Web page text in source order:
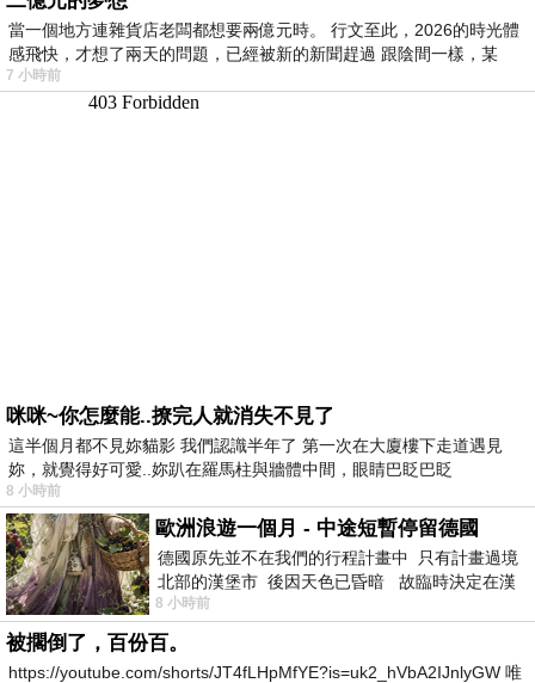
當一個地方連雜貨店老闆都想要兩億元時。 行文至此，2026的時光體
感飛快，才想了兩天的問題，已經被新的新聞趕過 跟陰間一樣，某
7 小時前
咪咪~你怎麼能..撩完人就消失不見了
這半個月都不見妳貓影 我們認識半年了 第一次在大廈樓下走道遇見
妳，就覺得好可愛..妳趴在羅馬柱與牆體中間，眼睛巴眨巴眨
8 小時前
歐洲浪遊一個月 - 中途短暫停留德國
德國原先並不在我們的行程計畫中 只有計畫過境
北部的漢堡市 後因天色已昏暗 故臨時決定在漢
堡市吃晚餐和過夜
8 小時前
被擱倒了，百份百。
https://youtube.com/shorts/JT4fLHpMfYE?is=uk2_hVbA2IJnlyGW 唯